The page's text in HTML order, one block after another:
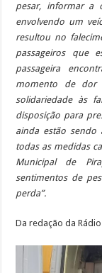
pesar, informar a
envolvendo um
resultou no
passageiros que
passageira
momento de dor
solidariedade às
disposição para
ainda estão sendo
todas as medidas
Municipal de
sentimentos de
perda”.
Da redação da